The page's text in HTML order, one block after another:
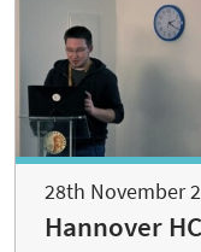
28th November
Hannover